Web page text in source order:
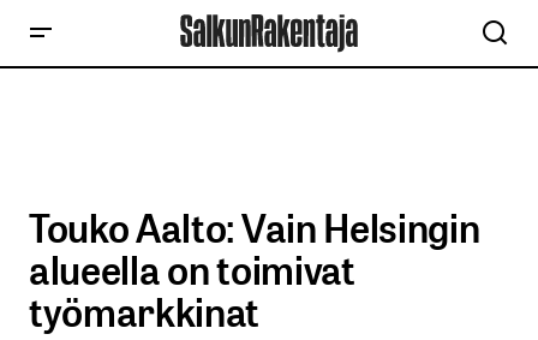
Touko Aalto: Vain Helsingin
alueella on toimivat
työmarkkinat